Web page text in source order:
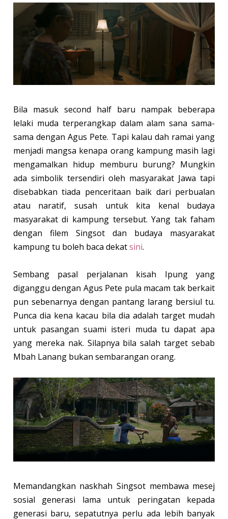
Bila masuk second half baru nampak beberapa
lelaki muda terperangkap dalam alam sana sama-
sama dengan Agus Pete. Tapi kalau dah ramai yang
menjadi mangsa kenapa orang kampung masih lagi
mengamalkan hidup memburu burung? Mungkin
ada simbolik tersendiri oleh masyarakat Jawa tapi
disebabkan tiada penceritaan baik dari perbualan
atau naratif, susah untuk kita kenal budaya
masyarakat di kampung tersebut. Yang tak faham
dengan filem Singsot dan budaya masyarakat
kampung tu boleh baca dekatsini.
Sembang pasal perjalanan kisah Ipung yang
diganggu dengan Agus Pete pula macam tak berkait
pun sebenarnya dengan pantang larang bersiul tu.
Punca dia kena kacau bila dia adalah target mudah
untuk pasangan suami isteri muda tu dapat apa
yang mereka nak. Silapnya bila salah target sebab
Mbah Lanang bukan sembarangan orang.
Memandangkan naskhah Singsot membawa mesej
sosial generasi lama untuk peringatan kepada
generasi baru, sepatutnya perlu ada lebih banyak